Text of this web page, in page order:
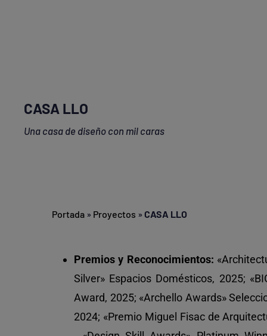
CASA LLO
Una casa de diseño con mil caras
Portada » Proyectos »CASA LLO
Premios y Reconocimientos:
Silver» Espacios Domésticos, 2025;
Award, 2025; «Archello Awards»
2024; «Premio Miguel Fisac de